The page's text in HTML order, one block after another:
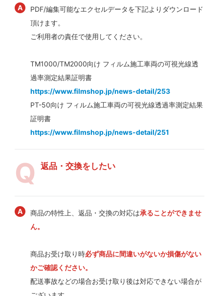
PDF/編集可能なエクセルデータを下記よりダウンロード
頂けます。
ご利用者の責任で使用してください。
TM1000/TM2000向け フィルム施工車両の可視光線透
過率測定結果証明書
https://www.filmshop.jp/news-detail/253
PT-50向け フィルム施工車両の可視光線透過率測定結果
証明書
https://www.filmshop.jp/news-detail/251
返品・交換をしたい
商品の特性上、返品・交換の対応は承ることができませ
ん。
商品お受け取り時必ず商品に間違いがないか損傷がない
かご確認ください。
配送事故などの場合お受け取り後は対応できない場合が